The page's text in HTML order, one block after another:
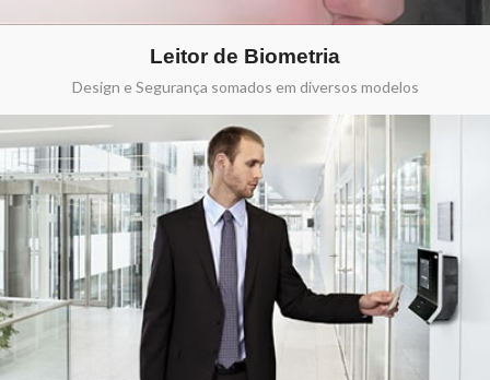
Leitor de Biometria
Design e Segurança somados em diversos modelos